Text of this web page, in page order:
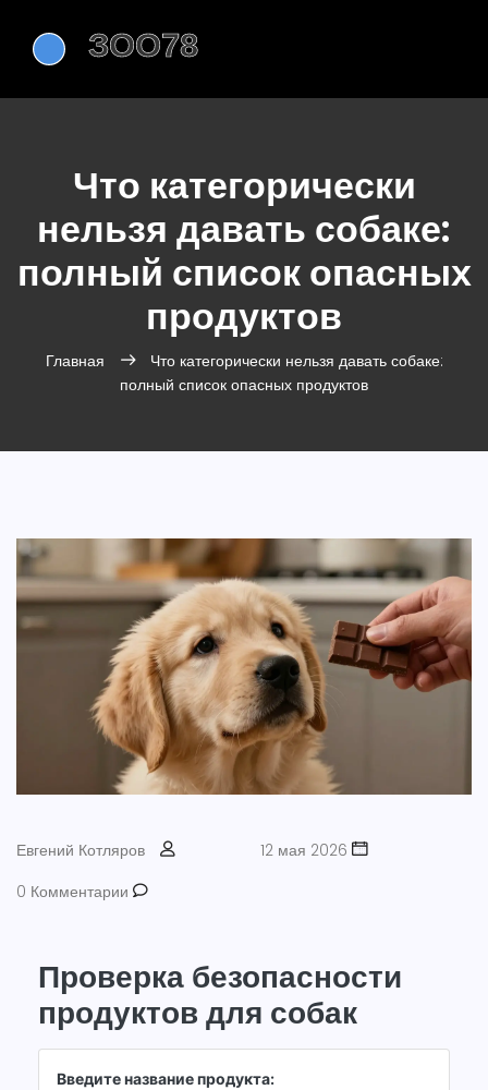
Что категорически
нельзя давать собаке:
полный список опасных
продуктов
Главная
Что категорически нельзя давать собаке:
полный список опасных продуктов
Евгений Котляров
12 мая 2026
0 Комментарии
Проверка безопасности
продуктов для собак
Введите название продукта: